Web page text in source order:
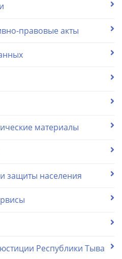
правовые акты
материалы
защиты населения
Республики Тыва